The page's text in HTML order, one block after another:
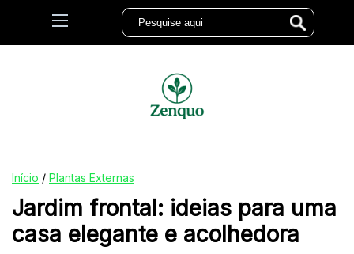
Início / Plantas Externas
Jardim frontal: ideias para uma
casa elegante e acolhedora